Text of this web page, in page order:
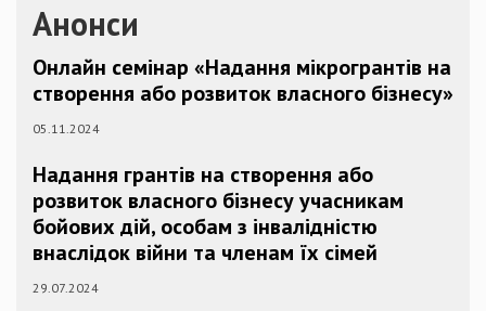
Анонси
Онлайн семінар «Надання мікрогрантів на
створення або розвиток власного бізнесу»
05.11.2024
Надання грантів на створення або
розвиток власного бізнесу учасникам
бойових дій, особам з інвалідністю
внаслідок війни та членам їх сімей
29.07.2024